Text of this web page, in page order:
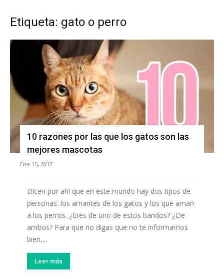
Etiqueta: gato o perro
10 razones por las que los gatos son las
mejores mascotas
Ene 15, 2017
Dicen por ahí que en este mundo hay dos tipos de
personas: los amantes de los gatos y los que aman
a los perros. ¿Eres de uno de estos bandos? ¿De
ambos? Para que no digas que no te informamos
bien,...
Leer más